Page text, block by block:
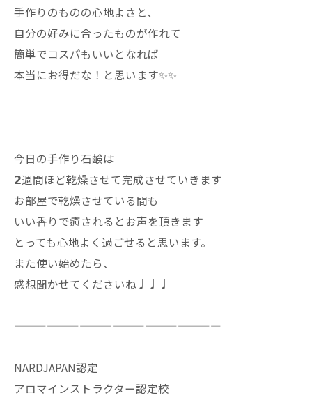
手作りのものの心地よさと、
自分の好みに合ったものが作れて
簡単でコスパもいいとなれば
本当にお得だな！と思います✨✨
今日の手作り石鹸は
𝟮週間ほど乾燥させて完成させていきます
お部屋で乾燥させている間も
いい香りで癒されるとお声を頂きます
とっても心地よく過ごせると思います。
また使い始めたら、
感想聞かせてくださいね♩♩♩
———————————————————
NARDJAPAN認定
アロマインストラクター認定校